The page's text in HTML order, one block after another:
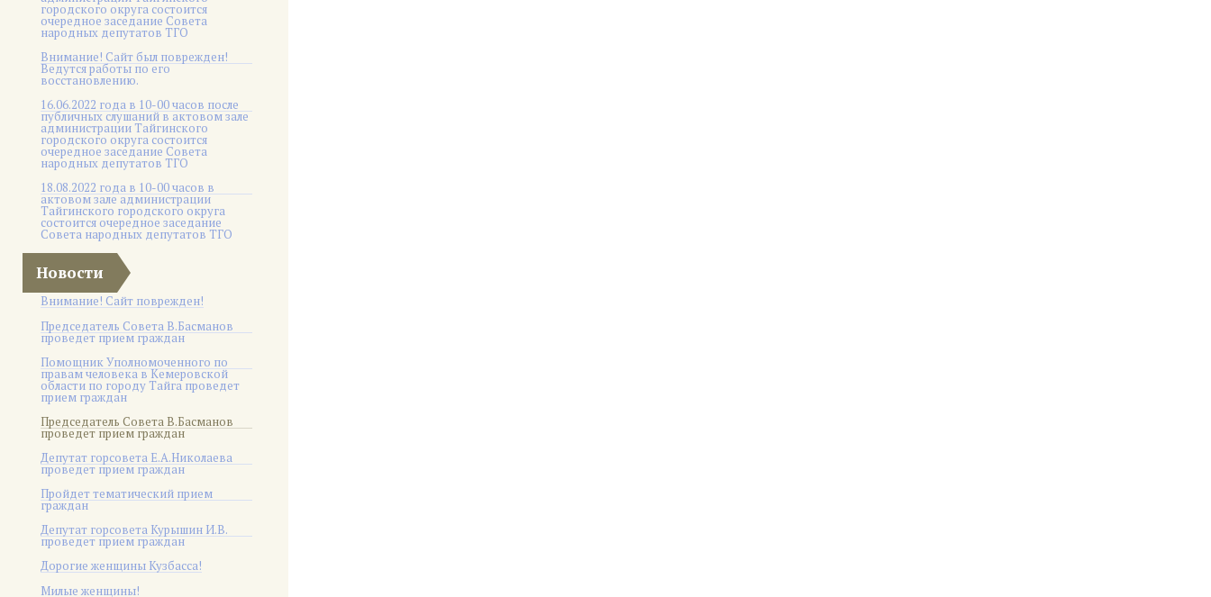
городского округа состоится
очередное заседание Совета
народных депутатов ТГО
Внимание! Сайт был поврежден!
Ведутся работы по его
восстановлению.
16.06.2022 года в 10-00 часов после
публичных слушаний в актовом зале
администрации Тайгинского
городского округа состоится
очередное заседание Совета
народных депутатов ТГО
18.08.2022 года в 10-00 часов в
актовом зале администрации
Тайгинского городского округа
состоится очередное заседание
Совета народных депутатов ТГО
Новости
Внимание! Сайт поврежден!
Председатель Совета В.Басманов
проведет прием граждан
Помощник Уполномоченного по
правам человека в Кемеровской
области по городу Тайга проведет
прием граждан
Председатель Совета В.Басманов
проведет прием граждан
Депутат горсовета Е.А.Николаева
проведет прием граждан
Пройдет тематический прием
граждан
Депутат горсовета Курышин И.В.
проведет прием граждан
Дорогие женщины Кузбасса!
Милые женщины!